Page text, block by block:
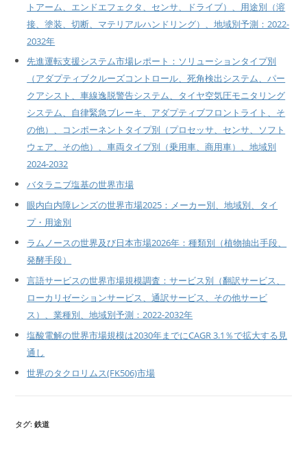
トアーム、エンドエフェクタ、センサ、ドライブ）、用途別（溶
接、塗装、切断、マテリアルハンドリング）、地域別予測：2022-
2032年
先進運転支援システム市場レポート：ソリューションタイプ別
（アダプティブクルーズコントロール、死角検出システム、パー
クアシスト、車線逸脱警告システム、タイヤ空気圧モニタリング
システム、自律緊急ブレーキ、アダプティブフロントライト、そ
の他）、コンポーネントタイプ別（プロセッサ、センサ、ソフト
ウェア、その他）、車両タイプ別（乗用車、商用車）、地域別
2024-2032
バタラニブ塩基の世界市場
眼内白内障レンズの世界市場2025：メーカー別、地域別、タイ
プ・用途別
ラムノースの世界及び日本市場2026年：種類別（植物抽出手段、
発酵手段）
言語サービスの世界市場規模調査：サービス別（翻訳サービス、
ローカリゼーションサービス、通訳サービス、その他サービ
ス）、業種別、地域別予測：2022-2032年
塩酸電解の世界市場規模は2030年までにCAGR 3.1％で拡大する見
通し
世界のタクロリムス(FK506)市場
タグ:鉄道